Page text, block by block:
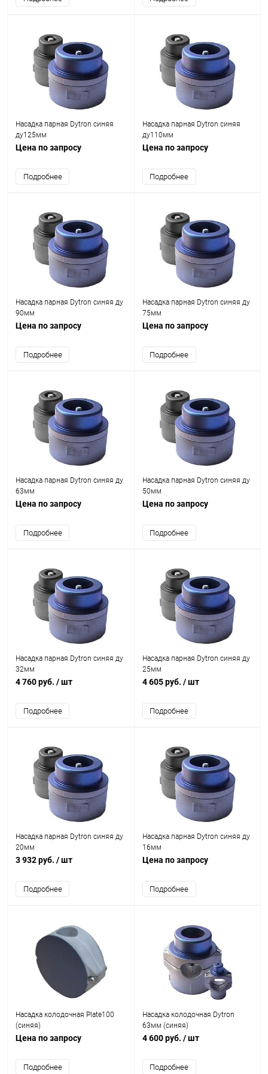
Насадка парная Dytron синяя
ду125мм
Цена по запросу
Подробнее
Насадка парная Dytron синяя
ду110мм
Цена по запросу
Подробнее
Насадка парная Dytron синяя ду
90мм
Цена по запросу
Подробнее
Насадка парная Dytron синяя ду
75мм
Цена по запросу
Подробнее
Насадка парная Dytron синяя ду
63мм
Цена по запросу
Подробнее
Насадка парная Dytron синяя ду
50мм
Цена по запросу
Подробнее
Насадка парная Dytron синяя ду
32мм
4 760 руб. / шт
Подробнее
Насадка парная Dytron синяя ду
25мм
4 605 руб. / шт
Подробнее
Насадка парная Dytron синяя ду
20мм
3 932 руб. / шт
Подробнее
Насадка парная Dytron синяя ду
16мм
Цена по запросу
Подробнее
Насадка колодочная Plate100
(синяя)
Цена по запросу
Подробнее
Насадка колодочная Dytron
63мм (синяя)
4 600 руб. / шт
Подробнее